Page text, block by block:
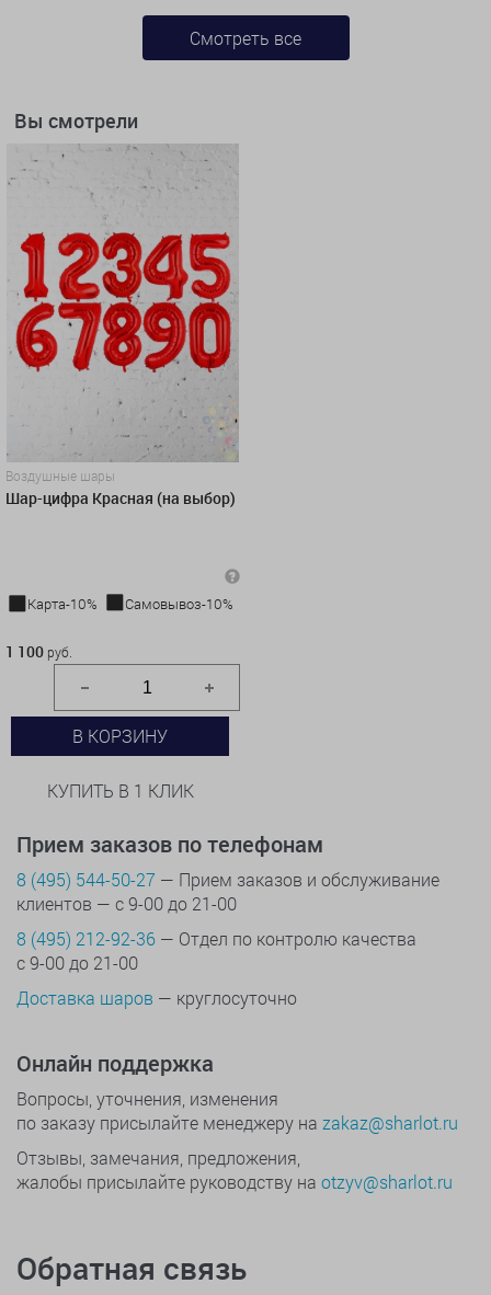
Смотреть все
Вы смотрели
Воздушные шары
Шар-цифра Красная (на выбор)
Карта-10%
Самовывоз-10%
1 100 руб.
В КОРЗИНУ
КУПИТЬ В 1 КЛИК
Прием заказов по телефонам
8 (495) 544-50-27 — Прием заказов и обслуживание
клиентов — с 9-00 до 21-00
8 (495) 212-92-36 — Отдел по контролю качества
с 9-00 до 21-00
Доставка шаров — круглосуточно
Онлайн поддержка
Вопросы, уточнения, изменения
по заказу присылайте менеджеру на zakaz@sharlot.ru
Отзывы, замечания, предложения,
жалобы присылайте руководству на otzyv@sharlot.ru
Обратная связь